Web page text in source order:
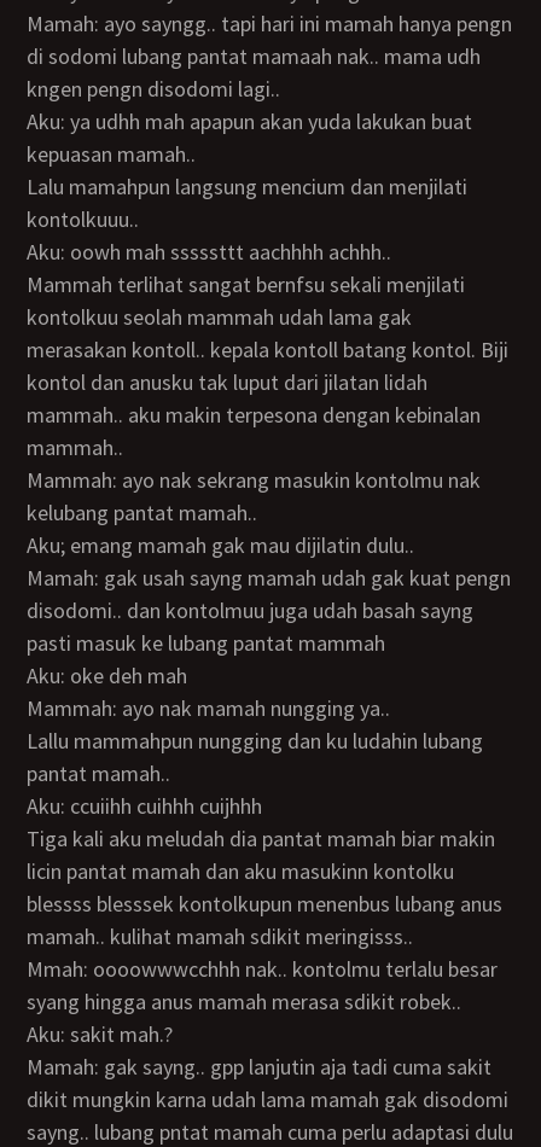
Mamah: ayo sayngg.. tapi hari ini mamah hanya pengn
di sodomi lubang pantat mamaah nak.. mama udh
kngen pengn disodomi lagi..
Aku: ya udhh mah apapun akan yuda lakukan buat
kepuasan mamah..
Lalu mamahpun langsung mencium dan menjilati
kontolkuuu..
Aku: oowh mah sssssttt aachhhh achhh..
Mammah terlihat sangat bernfsu sekali menjilati
kontolkuu seolah mammah udah lama gak
merasakan kontoll.. kepala kontoll batang kontol. Biji
kontol dan anusku tak luput dari jilatan lidah
mammah.. aku makin terpesona dengan kebinalan
mammah..
Mammah: ayo nak sekrang masukin kontolmu nak
kelubang pantat mamah..
Aku; emang mamah gak mau dijilatin dulu..
Mamah: gak usah sayng mamah udah gak kuat pengn
disodomi.. dan kontolmuu juga udah basah sayng
pasti masuk ke lubang pantat mammah
Aku: oke deh mah
Mammah: ayo nak mamah nungging ya..
Lallu mammahpun nungging dan ku ludahin lubang
pantat mamah..
Aku: ccuiihh cuihhh cuijhhh
Tiga kali aku meludah dia pantat mamah biar makin
licin pantat mamah dan aku masukinn kontolku
blessss blesssek kontolkupun menenbus lubang anus
mamah.. kulihat mamah sdikit meringisss..
Mmah: oooowwwcchhh nak.. kontolmu terlalu besar
syang hingga anus mamah merasa sdikit robek..
Aku: sakit mah.?
Mamah: gak sayng.. gpp lanjutin aja tadi cuma sakit
dikit mungkin karna udah lama mamah gak disodomi
sayng.. lubang pntat mamah cuma perlu adaptasi dulu